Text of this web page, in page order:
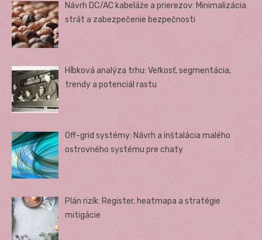
Návrh DC/AC kabeláže a prierezov: Minimalizácia
strát a zabezpečenie bezpečnosti
Hĺbková analýza trhu: Veľkosť, segmentácia,
trendy a potenciál rastu
Off-grid systémy: Návrh a inštalácia malého
ostrovného systému pre chaty
Plán rizík: Register, heatmapa a stratégie
mitigácie